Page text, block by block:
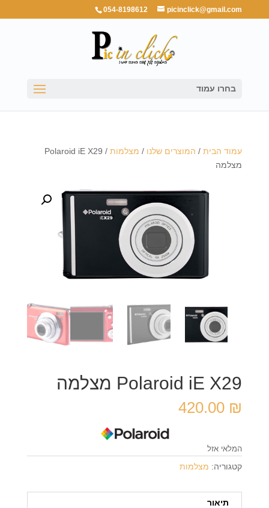
054-8198612 picinclick@gmail.com
בחרו עמוד
עמוד הבית/ המוצרים שלנו / מצלמות
/ Polaroid iE X29
מצלמה
Polaroid iE X29 מצלמה
420.00 ₪
המלאי אזל
קטגוריה: מצלמות
תיאור